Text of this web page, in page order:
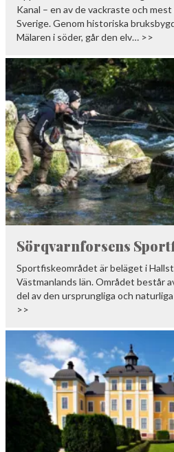
Kanal – en av de vackraste och
Sverige. Genom historiska
Mälaren i söder, går den elv… >>
Sörqvarnforsens
Sportfiskeområdet är beläget i
Västmanlands län. Området består
del av den ursprungliga och
>>